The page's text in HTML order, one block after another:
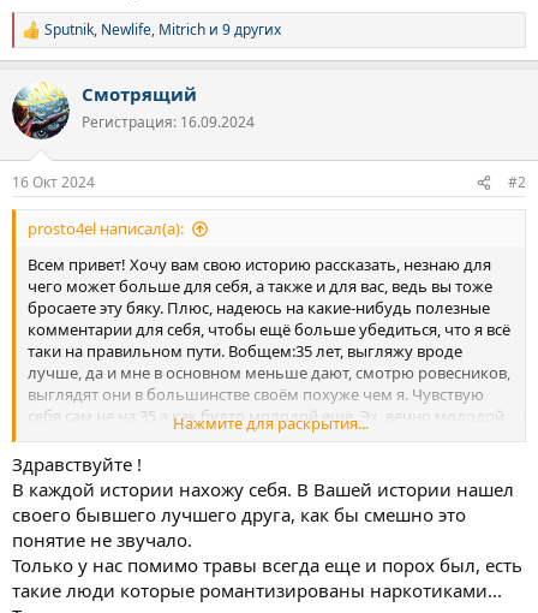
Р
е
к
ц
и
Sputnik, Newlife, Mitrich и 9 других
Смотрящий
Регистрация: 16.09.2024
16 Окт 2024 #2
prosto4el написал(а):
Всем привет! Хочу вам свою историю рассказать, незнаю для
чего может больше для себя, а также и для вас, ведь вы тоже
бросаете эту бяку. Плюс, надеюсь на какие-нибудь полезные
комментарии для себя, чтобы ещё больше убедиться, что я всё
таки на правильном пути. Вобщем:35 лет, выгляжу вроде
лучше, да и мне в основном меньше дают, смотрю ровесников,
выглядят они в большинстве своём похуже чем я. Чувствую
себя сам не на 35,а как будто молодой ещё. Эх, вечно молодой,
вечно пьяный, да нет я не пью, а вот курево... Началось всё ещё
с универа, тогда как-то попал в такую компанию, где был
лидером один человек(я его считал своим другом), и все
хотели общаться именно с ним, ну вот такие есть альфачи,
почему-то именно к ним липнут все девчонки в универе, и у
него много друзей в городе. Вобщем и я попал в эту тусу, его
номер это мой первый номер в телефоне, что-то вырулить или
замутить тоже к нему. Сам на тот момент не мутил, а он всегда
Нажмите для раскрытия...
Здравствуйте !
В каждой истории нахожу себя. В Вашей истории нашел
своего бывшего лучшего друга, как бы смешно это
понятие не звучало.
Только у нас помимо травы всегда еще и порох был, есть
такие люди которые романтизированы наркотиками...